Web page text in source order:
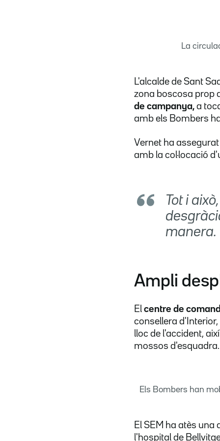
La
L'alcalde de Sant
zona boscosa prop
de campanya, a
amb els Bombers
Vernet ha
amb la col·locació
Tot i
manera.
Ampli
El centre de
consellera
lloc de l'accident,
mossos d'esquadra.
Els Bombers han
El SEM ha atès
l'hospital de